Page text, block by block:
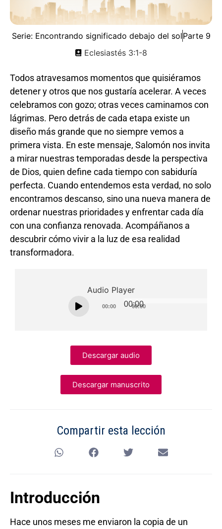
Serie: Encontrando significado debajo del solParte 9
Eclesiastés 3:1-8
Todos atravesamos momentos que quisiéramos
detener y otros que nos gustaría acelerar. A veces
celebramos con gozo; otras veces caminamos con
lágrimas. Pero detrás de cada etapa existe un
diseño más grande que no siempre vemos a
primera vista. En este mensaje, Salomón nos invita
a mirar nuestras temporadas desde la perspectiva
de Dios, quien define cada tiempo con sabiduría
perfecta. Cuando entendemos esta verdad, no solo
encontramos descanso, sino una nueva manera de
ordenar nuestras prioridades y enfrentar cada día
con una confianza renovada. Acompáñanos a
descubrir cómo vivir a la luz de esa realidad
transformadora.
Audio Player
00:00 00:00
00:00
Descargar audio
Descargar manuscrito
Compartir esta lección
Introducción
Hace unos meses me enviaron la copia de un